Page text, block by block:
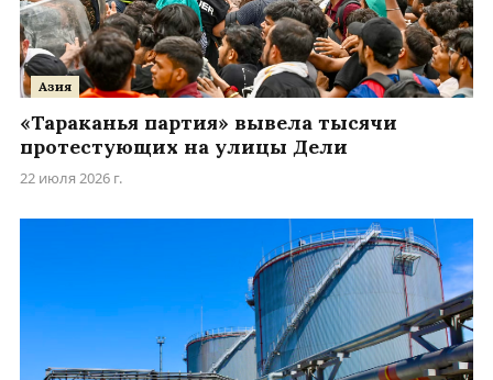
Азия
«Тараканья партия» вывела тысячи
протестующих на улицы Дели
22 июля 2026 г.